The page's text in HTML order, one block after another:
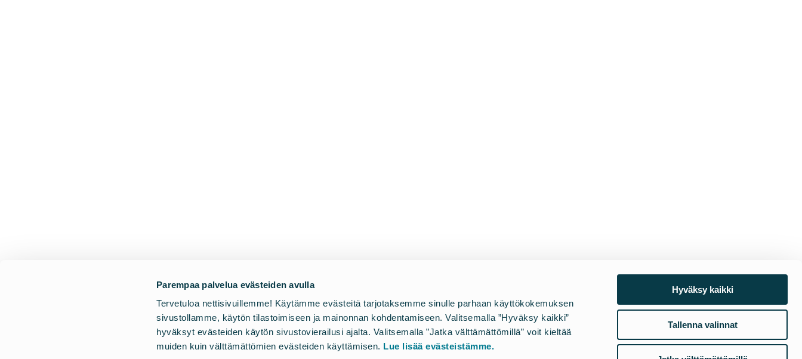
Parempaa palvelua evästeiden avulla
Tervetuloa nettisivuillemme! Käytämme evästeitä tarjotaksemme sinulle parhaan käyttökokemuksen
sivustollamme, käytön tilastoimiseen ja mainonnan kohdentamiseen. Valitsemalla ”Hyväksy kaikki”
hyväksyt evästeiden käytön sivustovierailusi ajalta. Valitsemalla ”Jatka välttämättömillä” voit kieltää
muiden kuin välttämättömien evästeiden käyttämisen. Lue lisää evästeistämme.
Hyväksy kaikki
Tallenna valinnat